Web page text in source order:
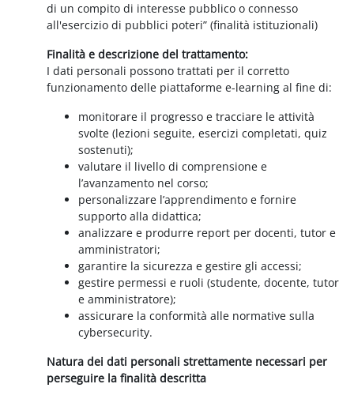
di un compito di interesse pubblico o connesso
all'esercizio di pubblici poteri” (finalità istituzionali)
Finalità e descrizione del trattamento:
I dati personali possono trattati per il corretto
funzionamento delle piattaforme e-learning al fine di:
monitorare il progresso e tracciare le attività
svolte (lezioni seguite, esercizi completati, quiz
sostenuti);
valutare il livello di comprensione e
l’avanzamento nel corso;
personalizzare l’apprendimento e fornire
supporto alla didattica;
analizzare e produrre report per docenti, tutor e
amministratori;
garantire la sicurezza e gestire gli accessi;
gestire permessi e ruoli (studente, docente, tutor
e amministratore);
assicurare la conformità alle normative sulla
cybersecurity.
Natura dei dati personali strettamente necessari per
perseguire la finalità descritta